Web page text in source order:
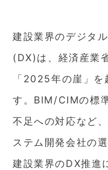
建設業界のデジタ
(DX)は、経済産業
「2025年の崖」を
す。BIM/CIMの標
不足への対応など
ステム開発会社の
建設業界のDX推進